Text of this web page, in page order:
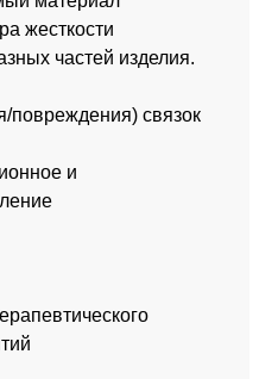
жесткости
частей изделия.
повреждения) связок
и